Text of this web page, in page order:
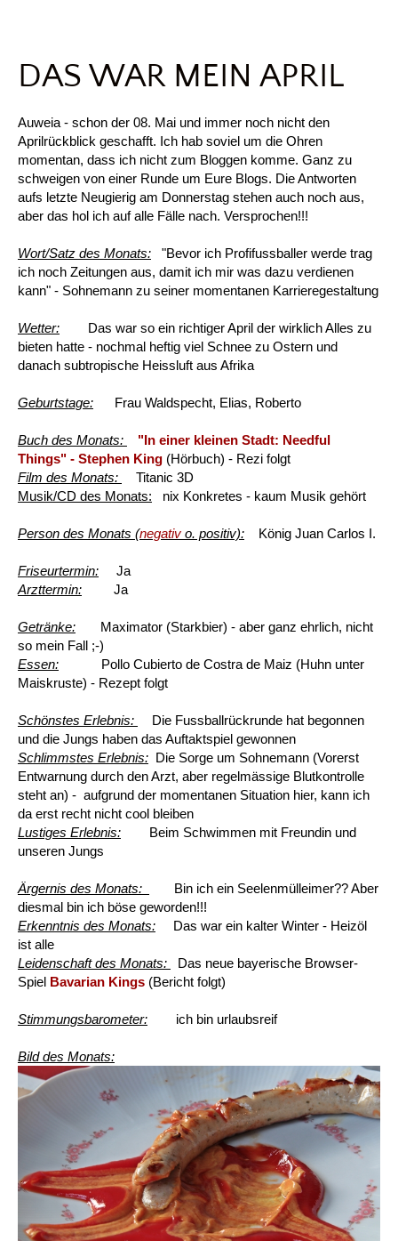
DAS WAR MEIN APRIL
Auweia - schon der 08. Mai und immer noch nicht den
Aprilrückblick geschafft. Ich hab soviel um die Ohren
momentan, dass ich nicht zum Bloggen komme. Ganz zu
schweigen von einer Runde um Eure Blogs. Die Antworten
aufs letzte Neugierig am Donnerstag stehen auch noch aus,
aber das hol ich auf alle Fälle nach. Versprochen!!!
Wort/Satz des Monats: "Bevor ich Profifussballer werde trag
ich noch Zeitungen aus, damit ich mir was dazu verdienen
kann" - Sohnemann zu seiner momentanen Karrieregestaltung
Wetter: Das war so ein richtiger April der wirklich Alles zu
bieten hatte - nochmal heftig viel Schnee zu Ostern und
danach subtropische Heissluft aus Afrika
Geburtstage: Frau Waldspecht, Elias, Roberto
Buch des Monats:
"In einer kleinen Stadt: Needful
Things" - Stephen King (Hörbuch) - Rezi folgt
Film des Monats:
Titanic 3D
Musik/CD des Monats: nix Konkretes - kaum Musik gehört
Person des Monats (negativ o. positiv): König Juan Carlos I.
Friseurtermin: Ja
Arzttermin: Ja
Getränke: Maximator (Starkbier) - aber ganz ehrlich, nicht
so mein Fall ;-)
Essen: Pollo Cubierto de Costra de Maiz (Huhn unter
Maiskruste) - Rezept folgt
Schönstes Erlebnis:
Die Fussballrückrunde hat begonnen
und die Jungs haben das Auftaktspiel gewonnen
Schlimmstes Erlebnis: Die Sorge um Sohnemann (Vorerst
Entwarnung durch den Arzt, aber regelmässige Blutkontrolle
steht an) - aufgrund der momentanen Situation hier, kann ich
da erst recht nicht cool bleiben
Lustiges Erlebnis: Beim Schwimmen mit Freundin und
unseren Jungs
Ärgernis des Monats:
Bin ich ein Seelenmülleimer?? Aber
diesmal bin ich böse geworden!!!
Erkenntnis des Monats: Das war ein kalter Winter - Heizöl
ist alle
Leidenschaft des Monats:
Das neue bayerische Browser-
Spiel Bavarian Kings (Bericht folgt)
Stimmungsbarometer: ich bin urlaubsreif
Bild des Monats: